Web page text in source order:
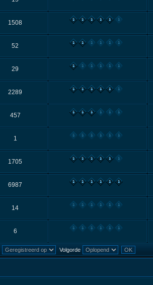
1508
52
29
2289
457
1
1705
6987
14
6
Volgorde